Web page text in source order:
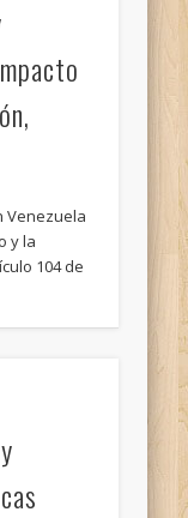
Venezuela
y la
104 de